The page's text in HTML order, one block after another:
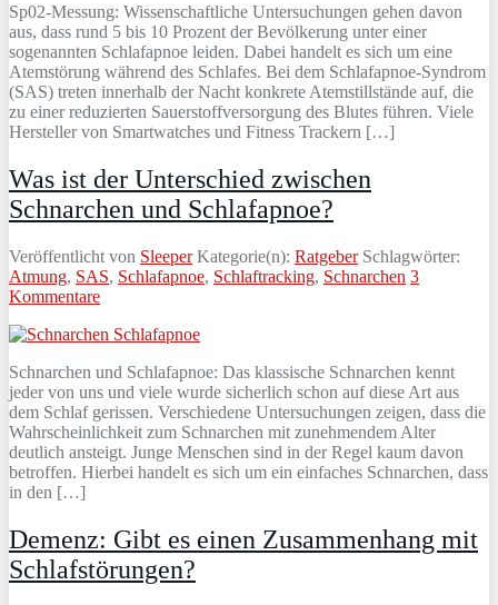
Sp02-Messung: Wissenschaftliche Untersuchungen gehen davon
aus, dass rund 5 bis 10 Prozent der Bevölkerung unter einer
sogenannten Schlafapnoe leiden. Dabei handelt es sich um eine
Atemstörung während des Schlafes. Bei dem Schlafapnoe-Syndrom
(SAS) treten innerhalb der Nacht konkrete Atemstillstände auf, die
zu einer reduzierten Sauerstoffversorgung des Blutes führen. Viele
Hersteller von Smartwatches und Fitness Trackern […]
Was ist der Unterschied zwischen
Schnarchen und Schlafapnoe?
Veröffentlicht von Sleeper Kategorie(n): RatgeberSchlagwörter:
Atmung, SAS, Schlafapnoe, Schlaftracking, Schnarchen 3
Kommentare
Schnarchen und Schlafapnoe: Das klassische Schnarchen kennt
jeder von uns und viele wurde sicherlich schon auf diese Art aus
dem Schlaf gerissen. Verschiedene Untersuchungen zeigen, dass die
Wahrscheinlichkeit zum Schnarchen mit zunehmendem Alter
deutlich ansteigt. Junge Menschen sind in der Regel kaum davon
betroffen. Hierbei handelt es sich um ein einfaches Schnarchen, dass
in den […]
Demenz: Gibt es einen Zusammenhang mit
Schlafstörungen?